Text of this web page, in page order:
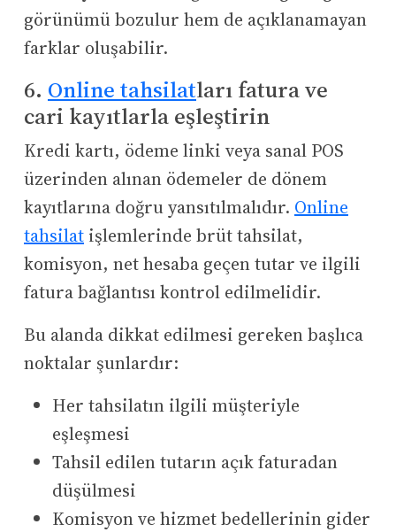
görünümü bozulur hem de açıklanamayan
farklar oluşabilir.
6. Online tahsilatları fatura ve
cari kayıtlarla eşleştirin
Kredi kartı, ödeme linki veya sanal POS
üzerinden alınan ödemeler de dönem
kayıtlarına doğru yansıtılmalıdır. Online
tahsilat işlemlerinde brüt tahsilat,
komisyon, net hesaba geçen tutar ve ilgili
fatura bağlantısı kontrol edilmelidir.
Bu alanda dikkat edilmesi gereken başlıca
noktalar şunlardır:
Her tahsilatın ilgili müşteriyle
eşleşmesi
Tahsil edilen tutarın açık faturadan
düşülmesi
Komisyon ve hizmet bedellerinin gider